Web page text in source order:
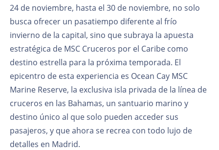
24 de noviembre, hasta el 30 de noviembre, no solo
busca ofrecer un pasatiempo diferente al frío
invierno de la capital, sino que subraya la apuesta
estratégica de MSC Cruceros por el Caribe como
destino estrella para la próxima temporada. El
epicentro de esta experiencia es Ocean Cay MSC
Marine Reserve, la exclusiva isla privada de la línea de
cruceros en las Bahamas, un santuario marino y
destino único al que solo pueden acceder sus
pasajeros, y que ahora se recrea con todo lujo de
detalles en Madrid.